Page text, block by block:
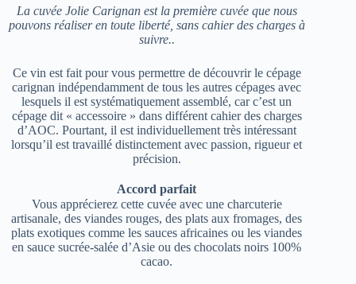
La cuvée Jolie Carignan est la première cuvée que nous
pouvons réaliser en toute liberté, sans cahier des charges à
suivre..
Ce vin est fait pour vous permettre de découvrir le cépage
carignan indépendamment de tous les autres cépages avec
lesquels il est systématiquement assemblé, car c’est un
cépage dit « accessoire » dans différent cahier des charges
d’AOC. Pourtant, il est individuellement très intéressant
lorsqu’il est travaillé distinctement avec passion, rigueur et
précision.
Accord parfait
Vous apprécierez cette cuvée avec une charcuterie
artisanale, des viandes rouges, des plats aux fromages, des
plats exotiques comme les sauces africaines ou les viandes
en sauce sucrée-salée d’Asie ou des chocolats noirs 100%
cacao.